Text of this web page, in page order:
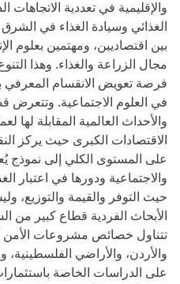
والإقليمية في تعددية الاتجاهات
الغذائي وسيادة الغذاء في
بين اقتصاديين، ومهتمين بعلوم
مجال الزراعة والغذاء. وهذا
فرصة تعويض الانقسام المعرفي
في العلوم الاجتماعية. وتتعرض
والأحداث العالمية المقابلة
الاقتصادات الكبرى حيث يركز
على المستوى الكلي إلى نموذج
والاجتماعية ودورها في اعتبار
حيث التوفر والقيمة
الأبحاث الفردية قطاع كبير من
تتناول خصائص مشروعات الأمن
والأردن، والأراضي الفلسطينية،
على الدراسات الخاصة